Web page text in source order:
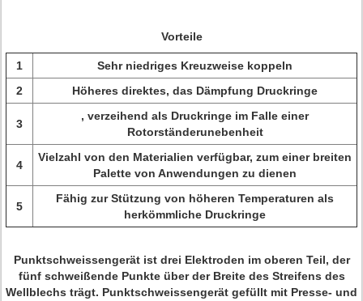
Vorteile
1
Sehr niedriges Kreuzweise koppeln
2
Höheres direktes, das Dämpfung Druckringe
3
, verzeihend als Druckringe im Falle einer
Rotorständerunebenheit
4
Vielzahl von den Materialien verfügbar, zum einer breiten
Palette von Anwendungen zu dienen
5
Fähig zur Stützung von höheren Temperaturen als
herkömmliche Druckringe
Punktschweissengerät ist drei Elektroden im oberen Teil, der
fünf schweißende Punkte über der Breite des Streifens des
Wellblechs trägt. Punktschweissengerät gefüllt mit Presse- und